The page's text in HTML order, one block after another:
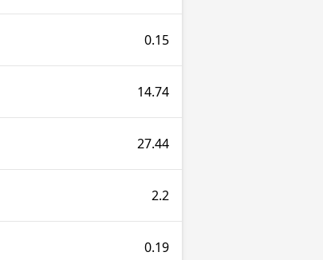
0.15
14.74
27.44
2.2
0.19